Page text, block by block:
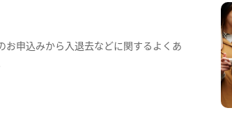
お申込みから入退去などに関するよくあ